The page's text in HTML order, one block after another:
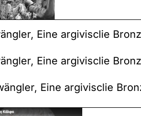
Eine argivisclie
Eine argivisclie
Eine argivisclie